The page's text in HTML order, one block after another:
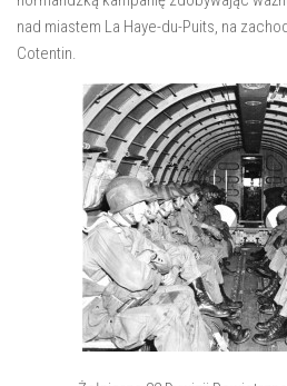
nad miastem La Haye-du-Puits, na
Cotentin.